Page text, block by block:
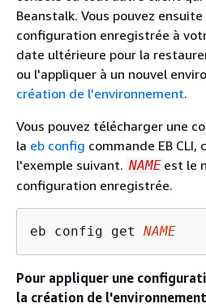
Beanstalk. Vous pouvez
configuration enregistrée à
date ultérieure pour la
ou l'appliquer à un nouvel
création de l'environnement.
Vous pouvez télécharger une
la eb config commande EB
l'exemple suivant. NAME est le
configuration enregistrée.
eb config get NAME
Pour appliquer une
la création de